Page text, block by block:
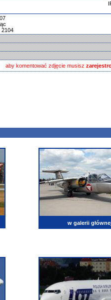
2104
aby komentować zdjęcie musisz
w galerii